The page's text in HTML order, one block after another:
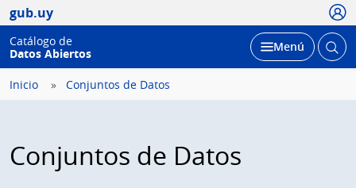
gub.uy
Catálogo de
Datos Abiertos
Desplegar
Menú Abrir
Inicio Conjuntos de Datos
Conjuntos de Datos